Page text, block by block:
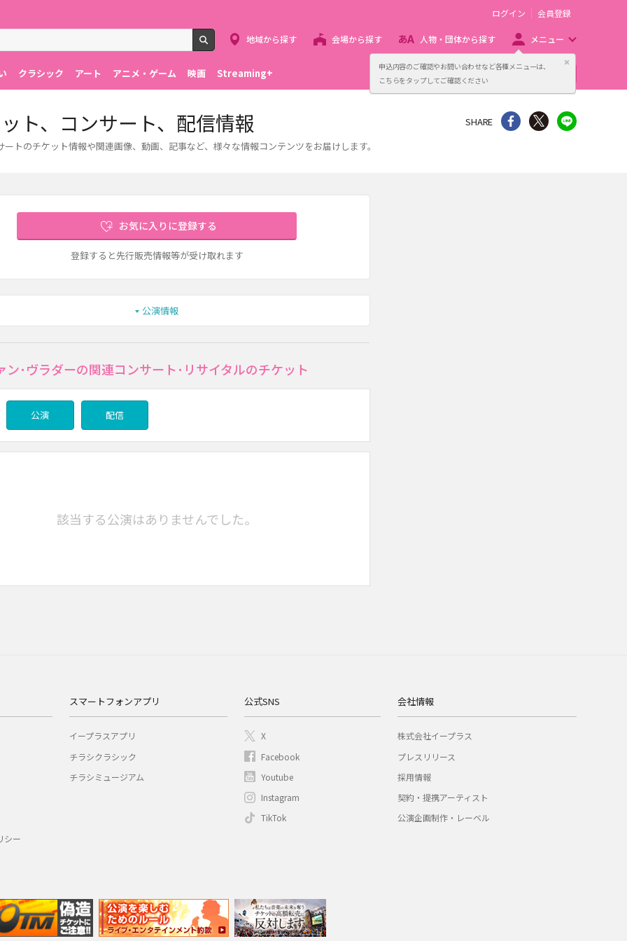
申込内容のご確認やお問い合わせなど各種メニューは、
こちらをタップしてご確認ください
閉じる
検索
ログイン 会員登録
地域から探す 会場から探す 人物・団体から探す メニュー
クラシック アート アニメ・ゲーム 映画 Streaming+ 主催者向け販売サービス
ト、コンサート、配信情報
トのチケット情報や関連画像、動画、記事など、様々な情報コンテンツをお届けします。
SHARE シェア Twitter
お気に入りに登録する
登録すると先行販売情報等が受け取れます
公演情報
ン･ヴラダーの関連コンサート･リサイタルのチケット
公演 配信
該当する公演はありませんでした。
シー
スマートフォンアプリ
イープラスアプリ
チラシクラシック
チラシミュージアム
公式SNS
X
Facebook
Youtube
Instagram
TikTok
会社情報
株式会社イープラス
プレスリリース
採用情報
契約・提携アーティスト
公演企画制作・レーベル